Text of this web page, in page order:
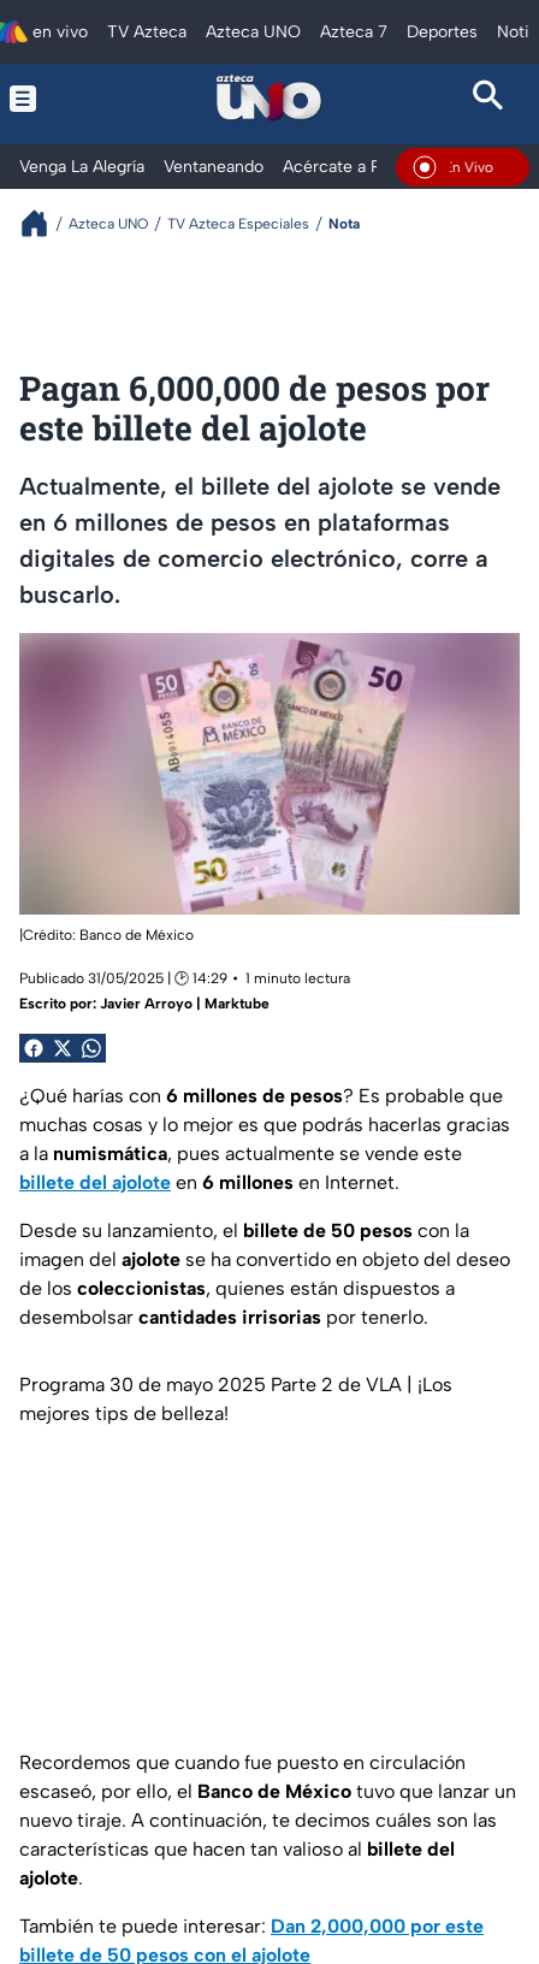
en vivo TV Azteca Azteca UNO Azteca 7 Deportes
Venga La Alegría Ventaneando Acércate a Rocío Al Extremo
En Vivo
Azteca UNO TV Azteca Especiales Nota
Pagan 6,000,000 de pesos por
este billete del ajolote
Actualmente, el billete del ajolote se vende
en 6 millones de pesos en plataformas
digitales de comercio electrónico, corre a
buscarlo.
|Crédito: Banco de México
Publicado 31/05/2025 | 🕑 14:29
1 minuto lectura
Escrito por: Javier Arroyo | Marktube
¿Qué harías con 6 millones de pesos? Es probable que
muchas cosas y lo mejor es que podrás hacerlas gracias
a la numismática, pues actualmente se vende este
billete del ajolote en 6 millones en Internet.
Desde su lanzamiento, el billete de 50 pesos con la
imagen del ajolote se ha convertido en objeto del deseo
de los coleccionistas, quienes están dispuestos a
desembolsar cantidades irrisorias por tenerlo.
Programa 30 de mayo 2025 Parte 2 de VLA | ¡Los
mejores tips de belleza!
Recordemos que cuando fue puesto en circulación
escaseó, por ello, el Banco de México tuvo que lanzar un
nuevo tiraje. A continuación, te decimos cuáles son las
características que hacen tan valioso al billete del
ajolote.
También te puede interesar: Dan 2,000,000 por este
billete de 50 pesos con el ajolote